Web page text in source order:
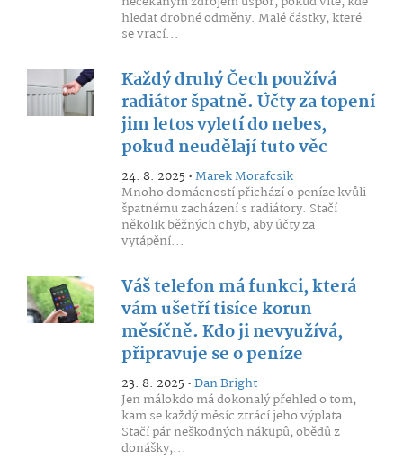
hledat drobné odměny. Malé částky, které
se vrací...
Každý druhý Čech používá
radiátor špatně. Účty za topení
jim letos vyletí do nebes,
pokud neudělají tuto věc
24. 8. 2025 •Marek Morafcsik
Mnoho domácností přichází o peníze kvůli
špatnému zacházení s radiátory. Stačí
několik běžných chyb, aby účty za
vytápění...
Váš telefon má funkci, která
vám ušetří tisíce korun
měsíčně. Kdo ji nevyužívá,
připravuje se o peníze
23. 8. 2025 •Dan Bright
Jen málokdo má dokonalý přehled o tom,
kam se každý měsíc ztrácí jeho výplata.
Stačí pár neškodných nákupů, obědů z
donášky,...